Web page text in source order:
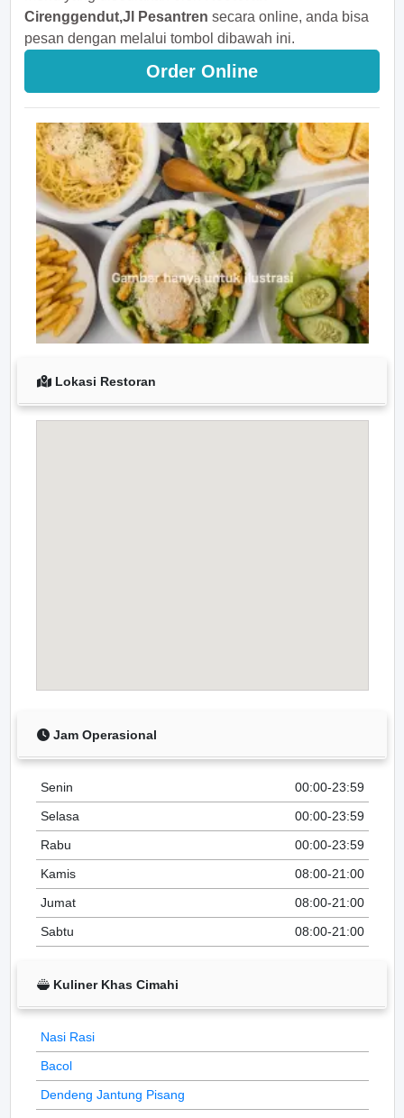
Cirenggendut,Jl Pesantren secara online, anda bisa
pesan dengan melalui tombol dibawah ini.
Order Online
Lokasi Restoran
Jam Operasional
Senin
00:00-23:59
Selasa
00:00-23:59
Rabu
00:00-23:59
Kamis
08:00-21:00
Jumat
08:00-21:00
Sabtu
08:00-21:00
Kuliner Khas Cimahi
Nasi Rasi
Bacol
Dendeng Jantung Pisang